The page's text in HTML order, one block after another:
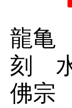
龍亀
刻
佛宗